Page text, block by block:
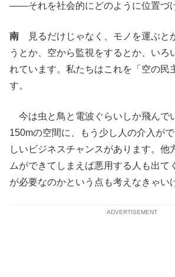
――それを社会的にどのように位置づ
南 見るだけじゃなく、モノを運ぶと
うとか、空から監視をするとか、いろ
れています。私たちはこれを「空の民
す。
今は虫と鳥と電波ぐらいしか飛んで
150mの空間に、もう少し人の介入が
しいビジネスチャンスがあります。他
ムができてしまえば悪用する人も出て
が必要なのかという点も考えなきゃい
ADVERTISEMENT